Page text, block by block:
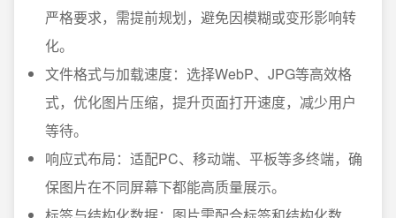
严格要求，需提前规划，避免因模糊或变形影响转
化。
文件格式与加载速度：选择WebP、JPG等高效格
式，优化图片压缩，提升页面打开速度，减少用户
等待。
响应式布局：适配PC、移动端、平板等多终端，确
保图片在不同屏幕下都能高质量展示。